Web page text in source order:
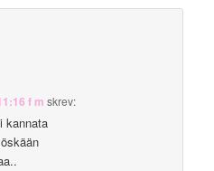
f m skrev:
kannata